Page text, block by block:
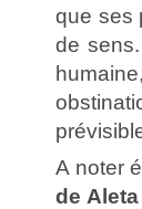
que ses
de
A noter
de